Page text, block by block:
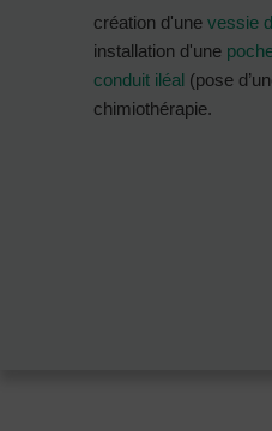
création d'une vessie
installation d'une
conduit iléal (pose
chimiothérapie.